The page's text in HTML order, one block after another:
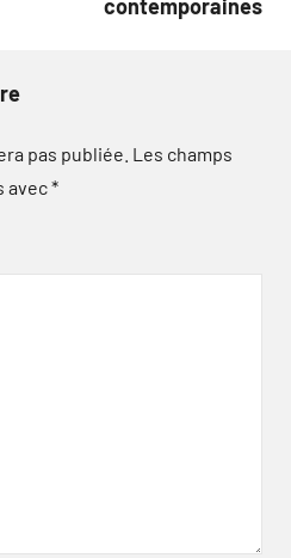
contemporaines
pas publiée. Les champs
avec*